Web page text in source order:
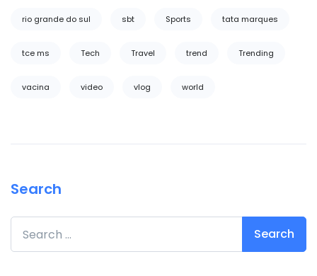
rio grande do sul sbt Sports tata marques
tce ms Tech Travel trend Trending
vacina video vlog world
Search
Search for: